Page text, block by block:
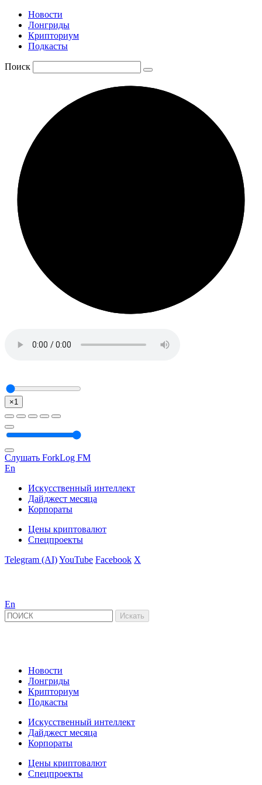
Новости
Лонгриды
Крипториум
Подкасты
Поиск
×1
Слушать ForkLog FM
En
Искусственный интеллект
Дайджест месяца
Корпораты
Цены криптовалют
Спецпроекты
Telegram (AI)YouTube Facebook X
En
Новости
Лонгриды
Крипториум
Подкасты
Искусственный интеллект
Дайджест месяца
Корпораты
Цены криптовалют
Спецпроекты